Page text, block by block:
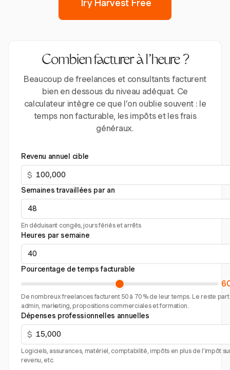
Try Harvest Free
Combien facturer à l’heure ?
Beaucoup de freelances et consultants facturent
bien en dessous du niveau adéquat. Ce
calculateur intègre ce que l’on oublie souvent : le
temps non facturable, les impôts et les frais
généraux.
Revenu annuel cible
$
Semaines travaillées par an
En déduisant congés, jours fériés et arrêts
Heures par semaine
Pourcentage de temps facturable
De nombreux freelances facturent 50 à 70 % de leur temps. Le reste
admin, marketing, propositions commerciales et formation.
Dépenses professionnelles annuelles
$
Logiciels, assurances, matériel, comptabilité, impôts en plus de l’impôt
revenu, etc.